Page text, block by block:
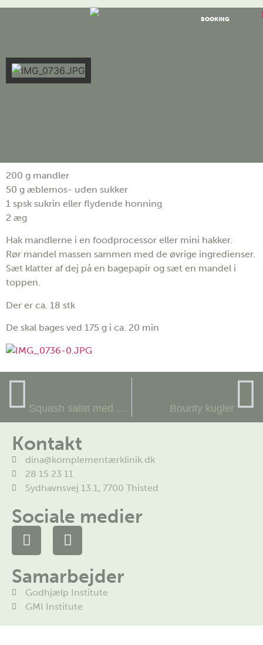
BOOKING
200 g mandler
50 g æblemos- uden sukker
1 spsk sukrin eller flydende honning
2 æg
Hak mandlerne i en foodprocessor eller mini hakker.
Rør mandel massen sammen med de øvrige ingredienser.
Sæt klatter af dej på en bagepapir og sæt en mandel i
toppen.
Der er ca. 18 stk
De skal bages ved 175 g i ca. 20 min
Squash salat med parmesan Bounty kugler
Kontakt
dina@komplementærklinik.dk
28 15 23 11
Sydhavnsvej 13.1, 7700 Thisted
Sociale medier
Samarbejder
Godhjælp Institute
GMI Institute